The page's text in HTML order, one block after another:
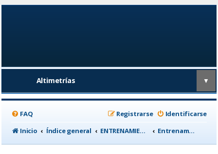
Altimetrías ▼
FAQ Identificarse
Registrarse
Inicio
Índice general ENTRENAMIENTO, medicina deportiva y nutrición Entrenamiento basado en Potencia